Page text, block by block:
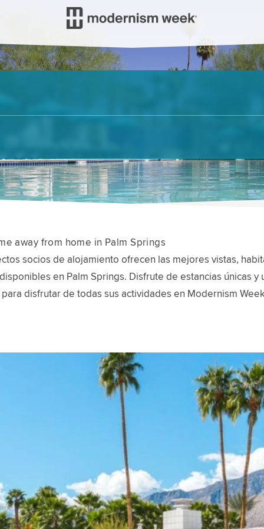
away from home in Palm Springs
socios de alojamiento ofrecen las mejores vistas,
en Palm Springs. Disfrute de estancias únicas y
disfrutar de todas sus actividades en Modernism